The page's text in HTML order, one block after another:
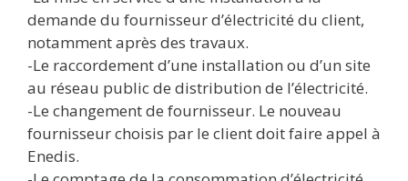
demande du fournisseur d’électricité du client,
notamment après des travaux.
-Le raccordement d’une installation ou d’un site
au réseau public de distribution de l’électricité.
-Le changement de fournisseur. Le nouveau
fournisseur choisis par le client doit faire appel à
Enedis.